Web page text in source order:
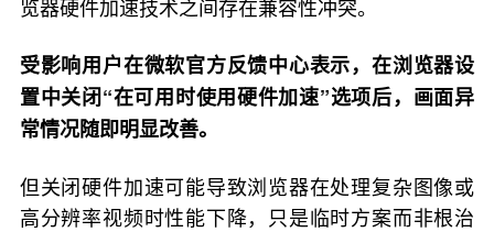
览器硬件加速技术之间存在兼容性冲突。
受影响用户在微软官方反馈中心表示，在浏览器设
置中关闭“在可用时使用硬件加速”选项后，画面异
常情况随即明显改善。
但关闭硬件加速可能导致浏览器在处理复杂图像或
高分辨率视频时性能下降，只是临时方案而非根治